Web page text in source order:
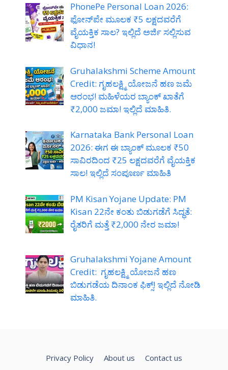
PhonePe Personal Loan 2026:
ಫೋನ್‌ಪೇ ಮೂಲಕ ₹5 ಲಕ್ಷದವರೆಗೆ
ವೈಯಕ್ತಿಕ ಸಾಲ? ಇಲ್ಲಿದೆ ಅರ್ಜಿ ಸಲ್ಲಿಸುವ
ವಿಧಾನ!
Gruhalakshmi Scheme Amount
Credit: ಗೃಹಲಕ್ಷ್ಮಿ ಯೋಜನೆ ಹಣ ಜಮೆ
ಆರಂಭ! ಮಹಿಳೆಯರ ಬ್ಯಾಂಕ್ ಖಾತೆಗೆ
₹2,000 ಜಮಾ! ಇಲ್ಲಿದೆ ಮಾಹಿತಿ.
Karnataka Bank Personal Loan
2026: ಈಗ ಈ ಬ್ಯಾಂಕ್ ಮೂಲಕ ₹50
ಸಾವಿರದಿಂದ ₹25 ಲಕ್ಷದವರೆಗೆ ವೈಯಕ್ತಿಕ
ಸಾಲ! ಇಲ್ಲಿದೆ ಸಂಪೂರ್ಣ ಮಾಹಿತಿ
PM Kisan Yojane Update: PM
Kisan 22ನೇ ಕಂತು ಬಿಡುಗಡೆಗೆ ಸಿದ್ಧತೆ:
ರೈತರಿಗೆ ಮತ್ತೆ ₹2,000 ನೇರ ಜಮಾ!
Gruhalakshmi Yojane Amount
Credit: ಗೃಹಲಕ್ಷ್ಮಿ ಯೋಜನೆ ಹಣ
ಬಿಡುಗಡೆಯ ದಿನಾಂಕ ಫಿಕ್ಸ್! ಇಲ್ಲಿದೆ ನೋಡಿ
ಮಾಹಿತಿ.
Privacy Policy About us
Contact us